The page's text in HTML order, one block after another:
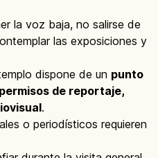
la voz baja, no salirse de
las exposiciones y
dispone de un punto
de reportaje,
.
o periodísticos requieren